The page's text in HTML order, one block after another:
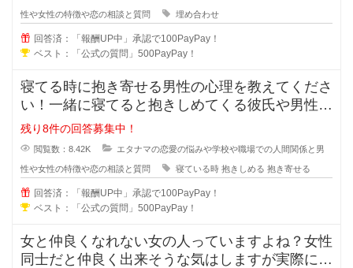
性や女性の特徴や恋の相談と質問 埋め合わせ
回答済：「報酬UP中」承認で100PayPay！
ベスト：「公式の質問」500PayPay！
寝てる時に抱き寄せる男性の心理を教えてくださ
い！一緒に寝てると抱きしめてくる彼氏や男性っ
て無意識に彼女の事を抱き寄せるの
残り8件の回答募集中！
閲覧数：8.42K エタナマの恋愛の悩みや学校や職場での人間関係と男
性や女性の特徴や恋の相談と質問 寝ている時 抱きしめる 抱き寄せる
回答済：「報酬UP中」承認で100PayPay！
ベスト：「公式の質問」500PayPay！
女と仲良くなれない女の人っていますよね？女性
同士だと仲良く出来そうな気はしますが実際には